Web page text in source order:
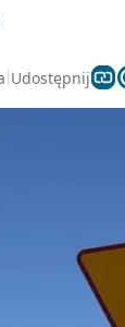
Udostępnij